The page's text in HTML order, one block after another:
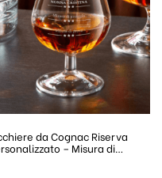
da Cognac Riserva
– Misura di…